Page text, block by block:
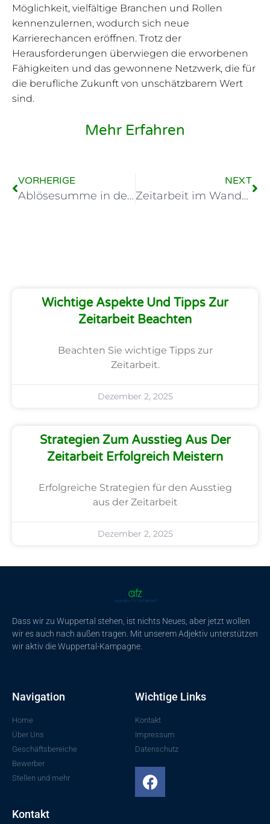
Möglichkeit, vielfältige Branchen und Rollen
kennenzulernen, wodurch sich neue
Karrierechancen eröffnen. Trotz der
Herausforderungen überwiegen die erworbenen
Fähigkeiten und das gewonnene Netzwerk, die für
die berufliche Zukunft von unschätzbarem Wert
sind.
Mehr Erfahren
VORHERIGE
Ablösesumme in der Zeitarbeit: Rechtliche Grundlagen
NEXT
Zeitarbeit im Wandel: Moderne Ansätze und Entwicklungen
Wichtige Aspekte Und Tipps Zur
Zeitarbeit Beachten
Beachten Sie wichtige Tipps zur
Zeitarbeit.
Dezember 2, 2025
Strategien Zum Ausstieg Aus Der
Zeitarbeit Erfolgreich Meistern
Erfolgreiche Strategien für den Ausstieg
aus der Zeitarbeit
Dezember 2, 2025
Dass wir zu Wuppertal stehen, ist nichts Neues, aber jetzt wollen
wir es auch nach außen tragen. Mit unserem Adjektiv unterstützen
wir aktiv die Wuppertal-Kampagne.
Navigation
Home
Über Uns
Geschäftsbereiche
Bewerber
Stellen und mehr
Wichtige Links
Kontakt
Impressum
Datenschutz
Kontakt